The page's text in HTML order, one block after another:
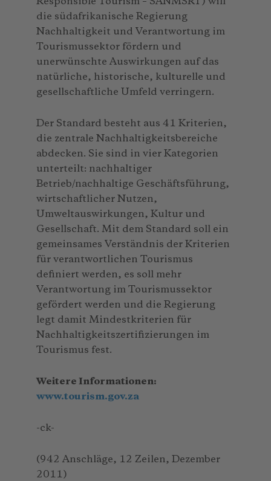
die südafrikanische Regierung
Nachhaltigkeit und Verantwortung im
Tourismussektor fördern und
unerwünschte Auswirkungen auf das
natürliche, historische, kulturelle und
gesellschaftliche Umfeld verringern.
Der Standard besteht aus 41 Kriterien,
die zentrale Nachhaltigkeitsbereiche
abdecken. Sie sind in vier Kategorien
unterteilt: nachhaltiger
Betrieb/nachhaltige Geschäftsführung,
wirtschaftlicher Nutzen,
Umweltauswirkungen, Kultur und
Gesellschaft. Mit dem Standard soll ein
gemeinsames Verständnis der Kriterien
für verantwortlichen Tourismus
definiert werden, es soll mehr
Verantwortung im Tourismussektor
gefördert werden und die Regierung
legt damit Mindestkriterien für
Nachhaltigkeitszertifizierungen im
Tourismus fest.
Weitere Informationen:
www.tourism.gov.za
-ck-
(942 Anschläge, 12 Zeilen, Dezember
2011)